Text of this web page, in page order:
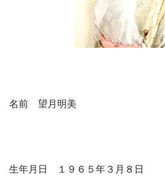
名前 望月明美
生年月日 １９６５年３月８日